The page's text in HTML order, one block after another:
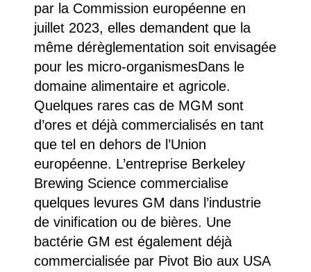
par la Commission européenne en
juillet 2023, elles demandent que la
même dérèglementation soit envisagée
pour les micro-organismesDans le
domaine alimentaire et agricole.
Quelques rares cas de MGM sont
d’ores et déjà commercialisés en tant
que tel en dehors de l’Union
européenne. L’entreprise Berkeley
Brewing Science commercialise
quelques levures GM dans l’industrie
de vinification ou de bières. Une
bactérie GM est également déjà
commercialisée par Pivot Bio aux USA